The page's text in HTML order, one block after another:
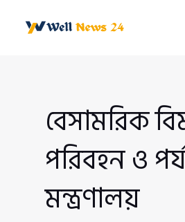
বেসামরিক
পরিবহন ও
মন্ত্রণালয়